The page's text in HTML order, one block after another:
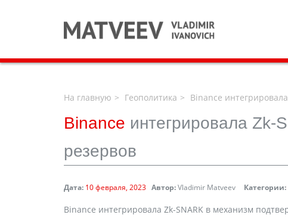
На главную Геополитика Binance
Binance интегрировала Zk-
резервов
Дата: 10 февраля, 2023 Автор:Vladimir Matveev Категории:
Binance интегрировала Zk-SNARK в механизм